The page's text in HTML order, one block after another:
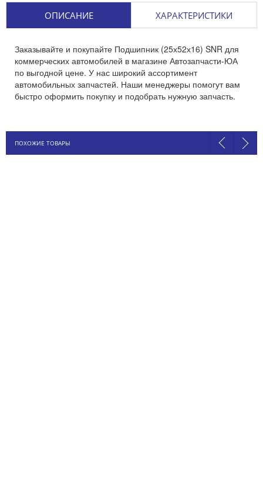
ОПИСАНИЕ ХАРАКТЕРИСТИКИ
Заказывайте и покупайте Подшипник (25х52х16) SNR для
коммерческих автомобилей в магазине Автозапчасти-ЮА
по выгодной цене. У нас широкий ассортимент
автомобильных запчастей. Наши менеджеры помогут вам
быстро оформить покупку и подобрать нужную запчасть.
ПОХОЖИЕ ТОВАРЫ